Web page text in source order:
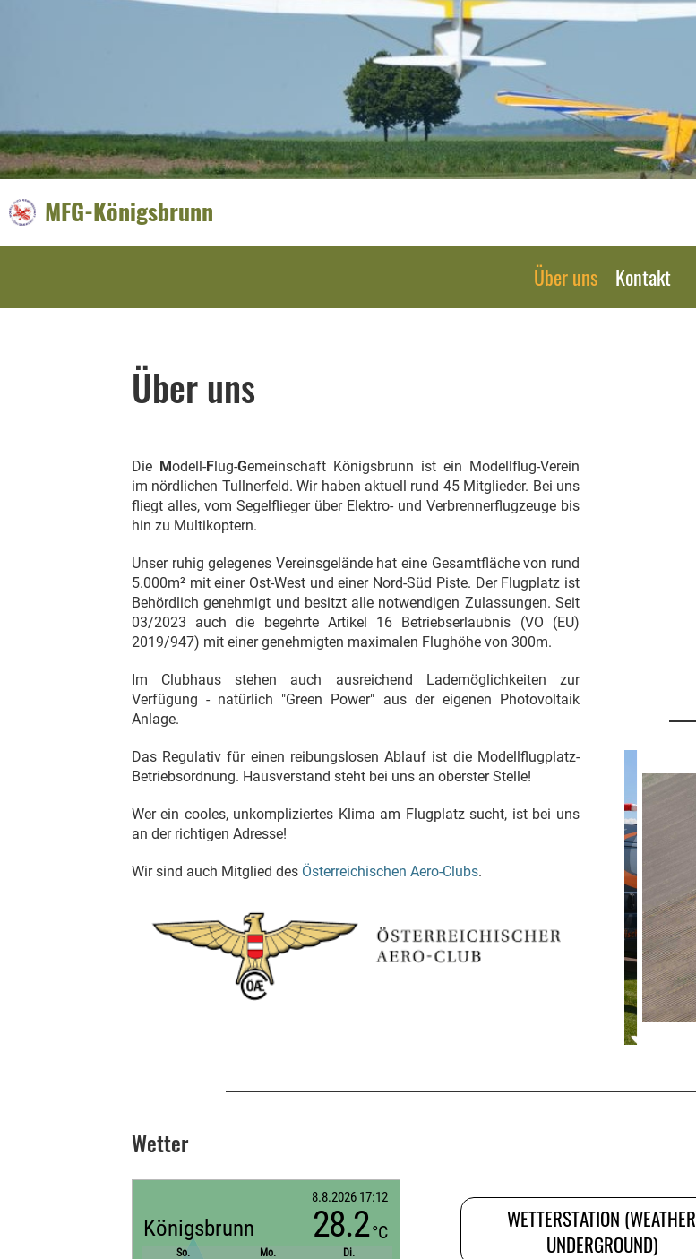
MFG-Königsbrunn
Über uns Kontakt
Über uns
Die Modell-Flug-Gemeinschaft Königsbrunn ist ein Modellflug-Verein
im nördlichen Tullnerfeld. Wir haben aktuell rund 45 Mitglieder. Bei uns
fliegt alles, vom Segelflieger über Elektro- und Verbrennerflugzeuge bis
hin zu Multikoptern.
Unser ruhig gelegenes Vereinsgelände hat eine Gesamtfläche von rund
5.000m² mit einer Ost-West und einer Nord-Süd Piste. Der Flugplatz ist
Behördlich genehmigt und besitzt alle notwendigen Zulassungen. Seit
03/2023 auch die begehrte Artikel 16 Betriebserlaubnis (VO (EU)
2019/947) mit einer genehmigten maximalen Flughöhe von 300m.
Im Clubhaus stehen auch ausreichend Lademöglichkeiten zur
Verfügung - natürlich "Green Power" aus der eigenen Photovoltaik
Anlage.
Das Regulativ für einen reibungslosen Ablauf ist die Modellflugplatz-
Betriebsordnung. Hausverstand steht bei uns an oberster Stelle!
Wer ein cooles, unkompliziertes Klima am Flugplatz sucht, ist bei uns
an der richtigen Adresse!
Wir sind auch Mitglied des Österreichischen Aero-Clubs.
Wetter
WETTERSTATION (WEATHER
UNDERGROUND)